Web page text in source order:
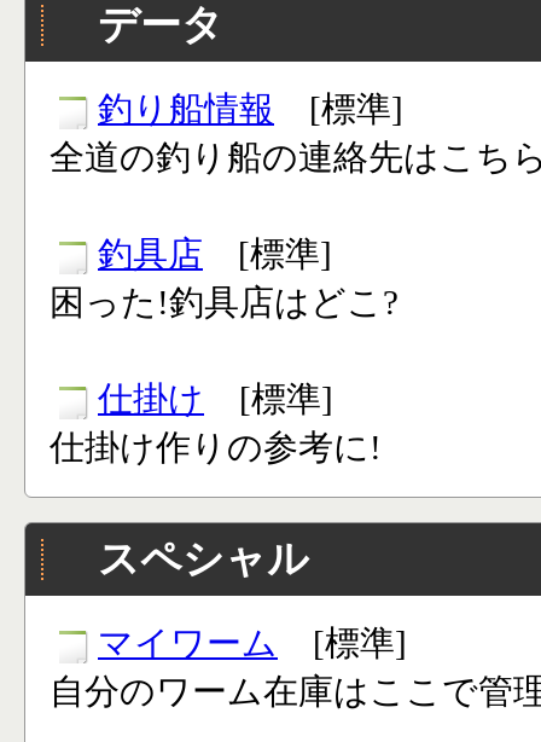
データ
釣り船情報 [標準]
全道の釣り船の連絡先はこち
釣具店 [標準]
困った!釣具店はどこ?
仕掛け [標準]
仕掛け作りの参考に!
スペシャル
マイワーム
[標準]
自分のワーム在庫はここで管